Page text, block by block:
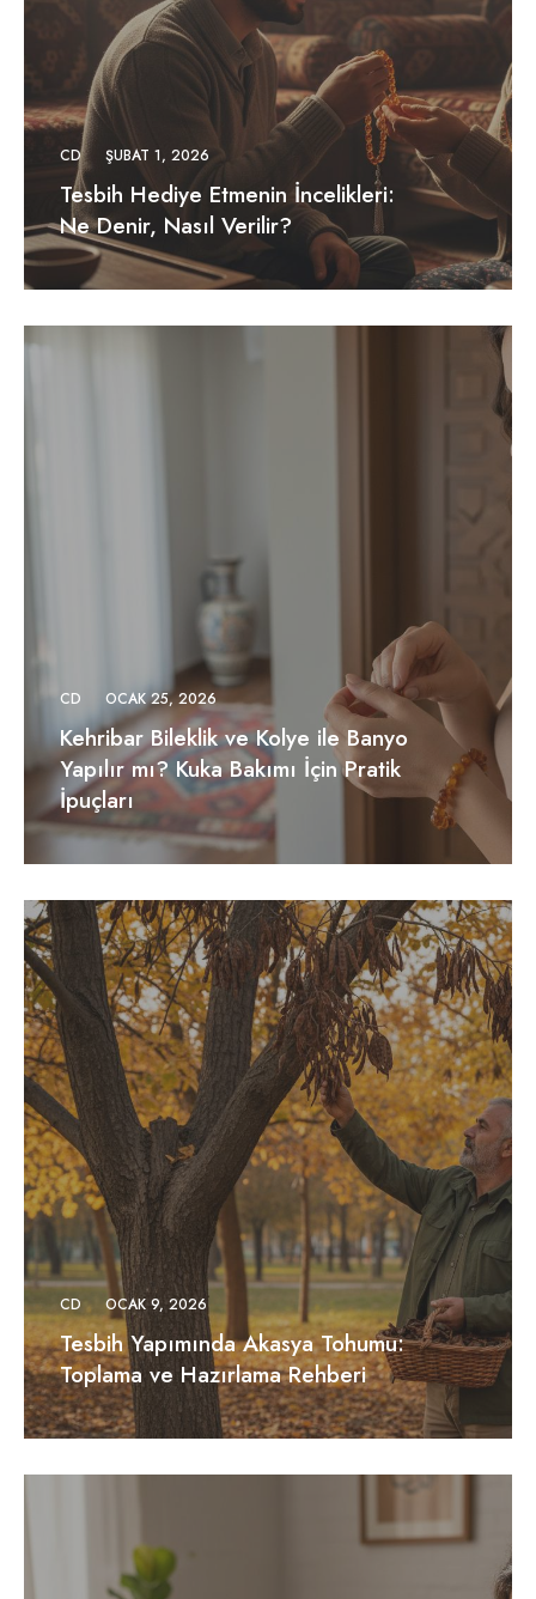
CD ŞUBAT 1, 2026
Tesbih Hediye Etmenin İncelikleri:
Ne Denir, Nasıl Verilir?
CD OCAK 25, 2026
Kehribar Bileklik ve Kolye ile Banyo
Yapılır mı? Kuka Bakımı İçin Pratik
İpuçları
CD OCAK 9, 2026
Tesbih Yapımında Akasya Tohumu:
Toplama ve Hazırlama Rehberi